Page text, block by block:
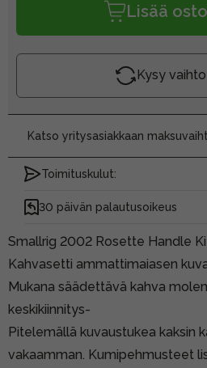
Lisää
Kysy
Katso yritysasiakkaan
Toimituskulut:
30 päivän palautusoikeus
Smallrig 2002 Rosette Handle
Kahvasetti ammattimaiasen
Mukana säädettävä kahva
keskikiinnitys-
Pitelemällä kuvaustukea kaksin
vakaamman. Kumipehmusteet